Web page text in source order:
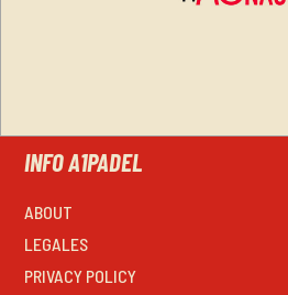
INFO A1PADEL
ABOUT
LEGALES
PRIVACY POLICY